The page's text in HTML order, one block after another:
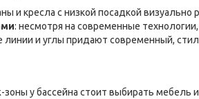
и кресла с низкой посадкой
: несмотря на современные
линии и углы придают современный,
у бассейна стоит выбирать